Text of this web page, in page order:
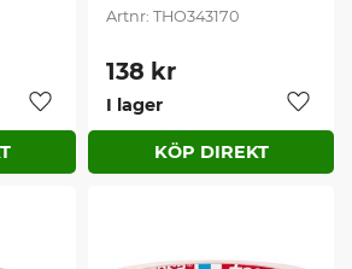
Lägg till i favoriter
THO343170
138 kr
Lägg
I lager